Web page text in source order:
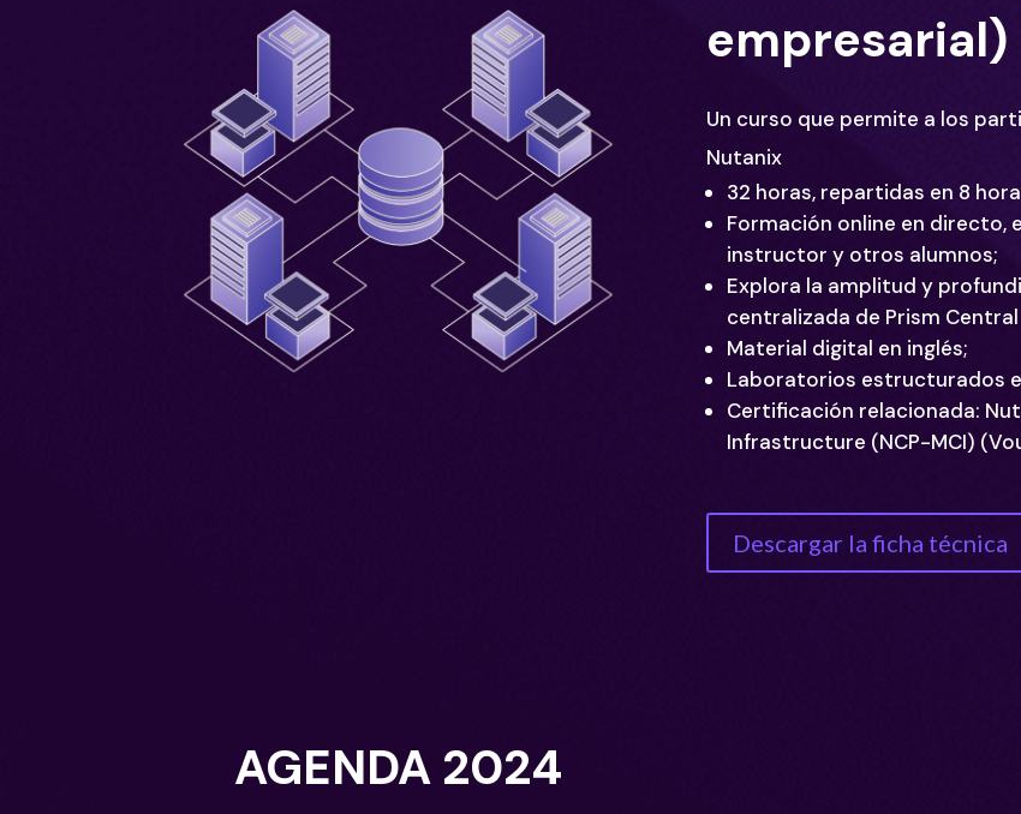
empresarial)
Un curso que permite a los
Nutanix
32 horas, repartidas en 8
Formación online en directo,
instructor y otros alumnos;
Explora la amplitud y
centralizada de Prism Central
Material digital en inglés;
Laboratorios estructurados
Certificación relacionada:
Infrastructure (NCP-MCI)
Descargar la ficha técnica
AGENDA 2024